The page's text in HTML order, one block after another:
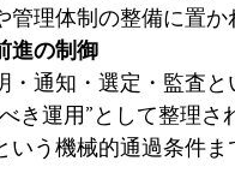
理体制の整備に置か
進の制御
通知・選定・監査
き運用”として整理
う機械的通過条件ま